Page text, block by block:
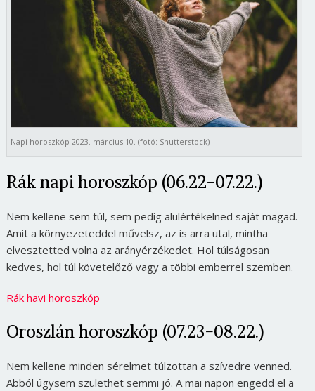
Napi horoszkóp 2023. március 10. (fotó: Shutterstock)
Rák napi horoszkóp (06.22-07.22.)
Nem kellene sem túl, sem pedig alulértékelned saját magad.
Amit a környezeteddel művelsz, az is arra utal, mintha
elvesztetted volna az arányérzékedet. Hol túlságosan
kedves, hol túl követelőző vagy a többi emberrel szemben.
Rák havi horoszkóp
Oroszlán horoszkóp (07.23-08.22.)
Nem kellene minden sérelmet túlzottan a szívedre venned.
Abból úgysem születhet semmi jó. A mai napon engedd el a